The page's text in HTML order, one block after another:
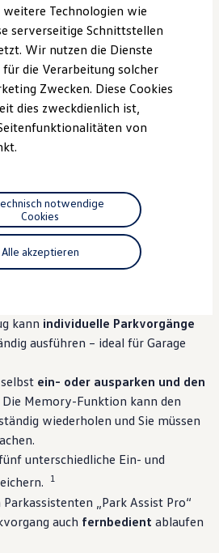
und HU/AU
und Checks
und Unfallhilfe
Service
Teile
Zubehör
Pflege
Ladekabel
Ihr Modell finden
Fahrzeug verbinden
für Software, Karten und Radio
Kundenbetreuung
Kontrollleuchten
für
kann individuelle Parkvorgänge
ausführen – ideal für Garage
ein- oder ausparken und den
Die Memory-Funktion kann den
wiederholen und Sie müssen
unterschiedliche Ein- und
1
„Park Assist Pro“
auch fernbedient ablaufen
weitere Technologien wie
serverseitige Schnittstellen
Wir nutzen die Dienste
die Verarbeitung solcher
Zwecken. Diese Cookies
dies zweckdienlich ist,
von
Alle akzeptieren
notwendige
Cookies